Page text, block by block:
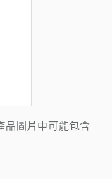
品圖片中可能包含